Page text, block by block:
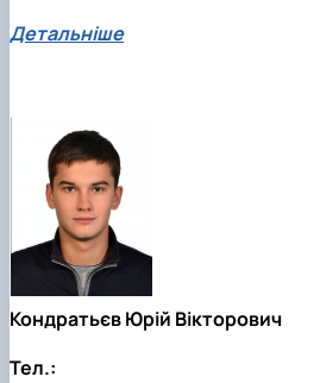
Детальніше
Кондратьєв Юрій Вікторович
Тел.: